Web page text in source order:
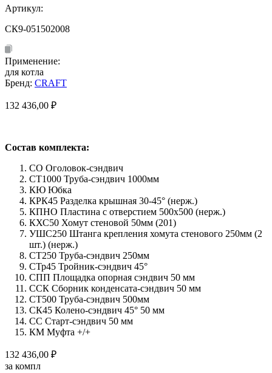
Артикул:
СК9-051502008
Применение:
для котла
Бренд: CRAFT
132 436,00 ₽
Состав комплекта:
СО Оголовок-сэндвич
СТ1000 Труба-сэндвич 1000мм
КЮ Юбка
КРК45 Разделка крышная 30-45° (нерж.)
КПНО Пластина с отверстием 500х500 (нерж.)
КХС50 Хомут стеновой 50мм (201)
УШС250 Штанга крепления хомута стенового 250мм (2
шт.) (нерж.)
СТ250 Труба-сэндвич 250мм
СТр45 Тройник-сэндвич 45°
СПП Площадка опорная сэндвич 50 мм
ССК Сборник конденсата-сэндвич 50 мм
СТ500 Труба-сэндвич 500мм
СК45 Колено-сэндвич 45° 50 мм
СС Старт-сэндвич 50 мм
КМ Муфта +/+
132 436,00 ₽
за компл